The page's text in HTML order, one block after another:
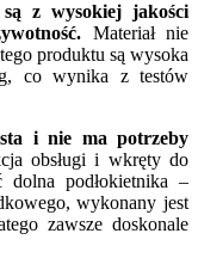
z wysokiej jakości
Materiał nie
produktu są wysoka
co wynika z testów
i nie ma potrzeby
obsługi i wkręty do
dolna podłokietnika –
wykonany jest
zawsze doskonale